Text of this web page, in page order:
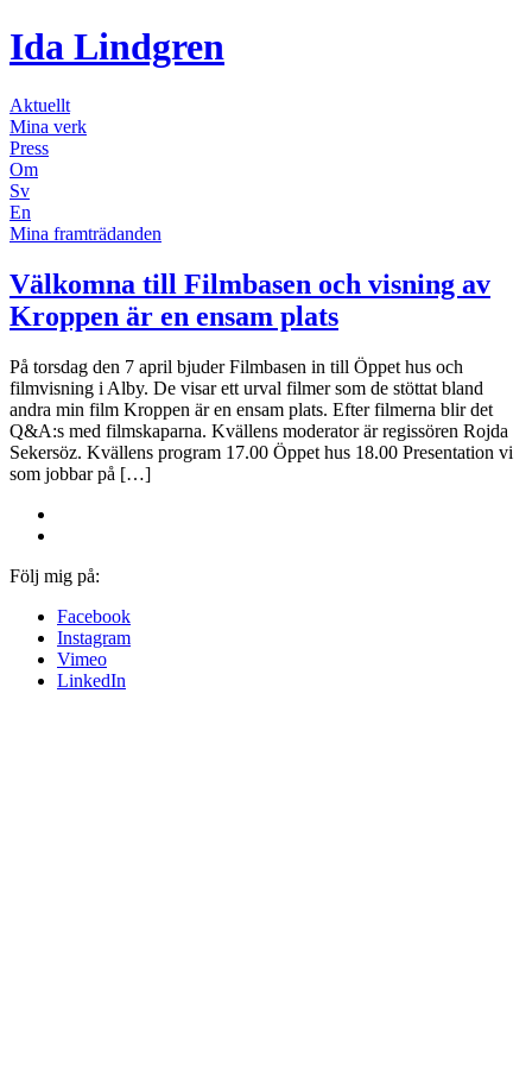
Ida Lindgren
Aktuellt
Mina verk
Press
Om
Sv
En
Mina framträdanden
Välkomna till Filmbasen och visning av
Kroppen är en ensam plats
På torsdag den 7 april bjuder Filmbasen in till Öppet hus och
filmvisning i Alby. De visar ett urval filmer som de stöttat bland
andra min film Kroppen är en ensam plats. Efter filmerna blir det
Q&A:s med filmskaparna. Kvällens moderator är regissören Rojda
Sekersöz. Kvällens program 17.00 Öppet hus 18.00 Presentation vi
som jobbar på […]
Följ mig på:
Facebook
Instagram
Vimeo
LinkedIn